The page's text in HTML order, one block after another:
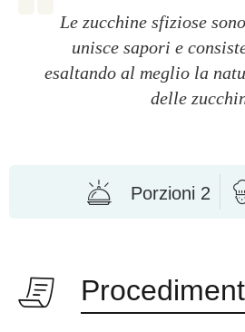
Le zucchine sfiziose
unisce sapori e
esaltando al meglio la
delle
Porzioni 2